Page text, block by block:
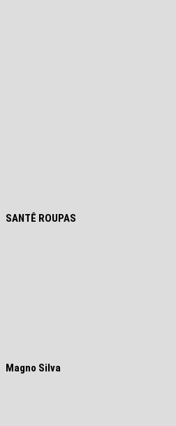
SANTÊ ROUPAS
Magno Silva